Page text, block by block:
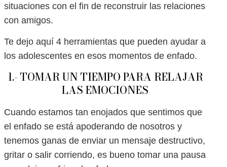
situaciones con el fin de reconstruir las relaciones
con amigos.
Te dejo aquí 4 herramientas que pueden ayudar a
los adolescentes en esos momentos de enfado.
1.- TOMAR UN TIEMPO PARA RELAJAR
LAS EMOCIONES
Cuando estamos tan enojados que sentimos que
el enfado se está apoderando de nosotros y
tenemos ganas de enviar un mensaje destructivo,
gritar o salir corriendo, es bueno tomar una pausa